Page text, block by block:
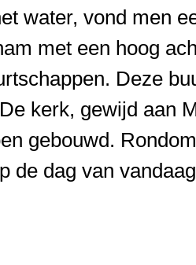
water, vond men
met een hoog
Deze
kerk, gewijd aan
gebouwd.
de dag van